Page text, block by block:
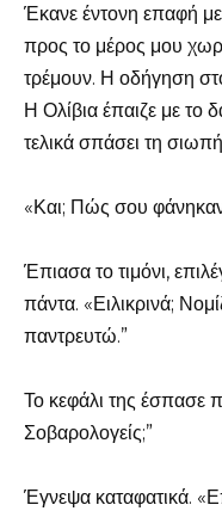
Έκανε έντονη επαφή
προς το μέρος μου
τρέμουν. Η οδήγηση
Η Ολίβια έπαιζε με το
τελικά σπάσει τη
«Και; Πώς σου
Έπιασα το τιμόνι,
πάντα. «Ειλικρινά;
παντρευτώ.”
Το κεφάλι της έσπασε
Σοβαρολογείς;”
Έγνεψα καταφατικά.